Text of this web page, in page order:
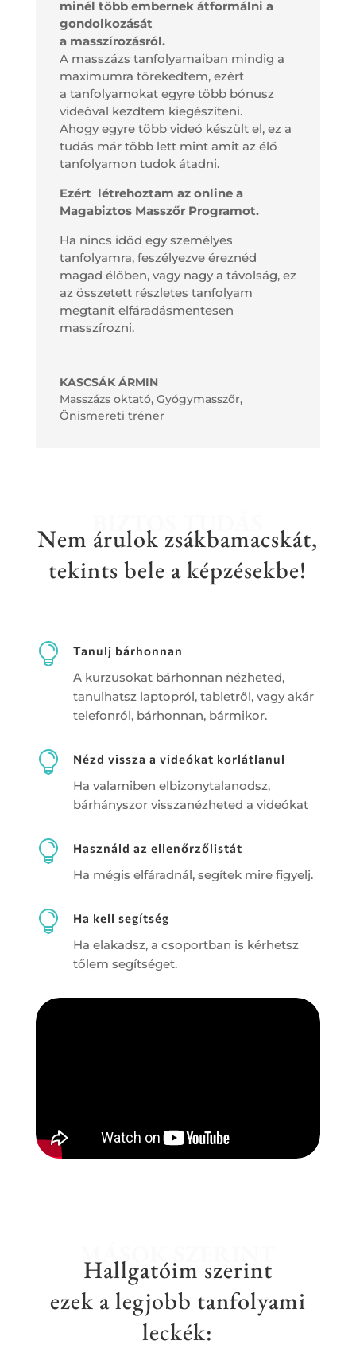
minél több embernek átformálni a
gondolkozását
a masszírozásról.
A masszázs tanfolyamaiban mindig a
maximumra törekedtem, ezért
a tanfolyamokat egyre több bónusz
videóval kezdtem kiegészíteni.
Ahogy egyre több videó készült el, ez a
tudás már több lett mint amit az élő
tanfolyamon tudok átadni.
Ezért létrehoztam az online a
Magabiztos Masszőr Programot.
Ha nincs időd egy személyes
tanfolyamra, feszélyezve éreznéd
magad élőben, vagy nagy a távolság, ez
az összetett részletes tanfolyam
megtanít elfáradásmentesen
masszírozni.
KASCSÁK ÁRMIN
Masszázs oktató, Gyógymasszőr,
Önismereti tréner
BIZTOS TUDÁS
Nem árulok zsákbamacskát,
tekints bele a képzésekbe!
 Tanulj bárhonnan
A kurzusokat bárhonnan nézheted,
tanulhatsz laptopról, tabletről, vagy akár
telefonról, bárhonnan, bármikor.
 Nézd vissza a videókat korlátlanul
Ha valamiben elbizonytalanodsz,
bárhányszor visszanézheted a videókat
 Használd az ellenőrzőlistát
Ha mégis elfáradnál, segítek mire figyelj.
 Ha kell segítség
Ha elakadsz, a csoportban is kérhetsz
tőlem segítséget.
MÁSOK SZERINT
Hallgatóim szerint
ezek a legjobb tanfolyami
leckék: